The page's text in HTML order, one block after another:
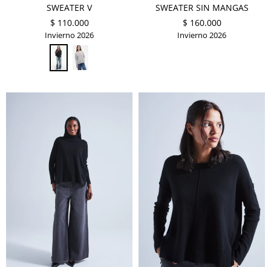
SWEATER V
$ 110.000
Invierno 2026
SWEATER SIN MANGAS
$ 160.000
Invierno 2026